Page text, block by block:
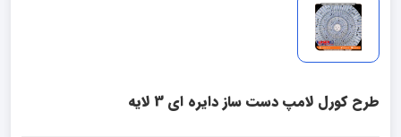
طرح کورل لامپ دست ساز دایره ای 3 لایه